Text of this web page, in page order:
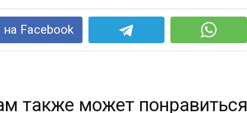
Facebook
также может понравиться